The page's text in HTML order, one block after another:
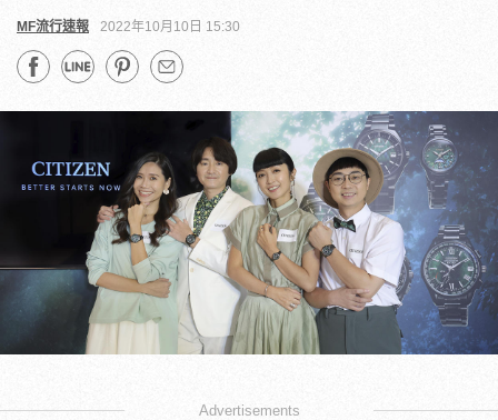
MF流行速報 2022年10月10日 15:30
Advertisements